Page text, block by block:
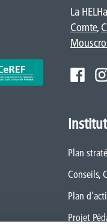
La
Comte,
Plan
Conseils,
Plan
Projet